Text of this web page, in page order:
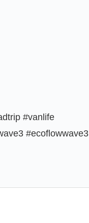
#vanlife
#ecoflowwave3